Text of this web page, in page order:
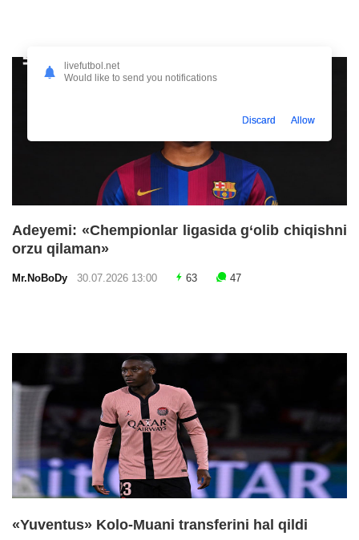
Adeyemi: «Chempionlar ligasida g‘olib chiqishni
orzu qilaman»
Mr.NoBoDy 30.07.2026 13:00 63 47
«Yuventus» Kolo-Muani transferini hal qildi
livefutbol.net
Would like to send you notifications
Discard Allow